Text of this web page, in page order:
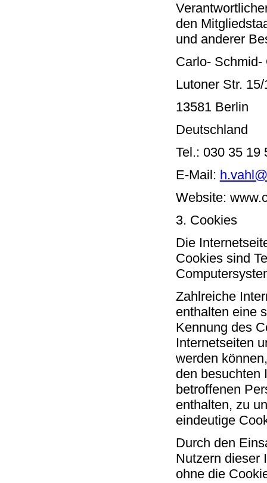
den
und anderer
Carlo- Schmid-
Lutoner Str. 15/
13581 Berlin
Deutschland
Tel.: 030 35 19
E-Mail:
Website:
3. Cookies
Die
Cookies sind
Zahlreiche
enthalten eine
Kennung des
Internetseiten
werden
den besuchten
betroffenen
enthalten, zu
eindeutige
Durch den
Nutzern dieser
ohne die